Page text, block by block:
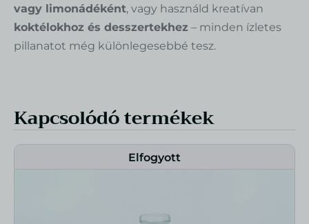
vagy limonádéként, vagy használd kreatívan
koktélokhoz és desszertekhez – minden ízletes
pillanatot még különlegesebbé tesz.
Kapcsolódó termékek
Elfogyott